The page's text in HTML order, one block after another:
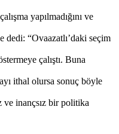
yapılmadığını ve
“Ovaazatlı’daki seçim
çalıştı. Buna
ithal olursa sonuç böyle
inançsız bir politika